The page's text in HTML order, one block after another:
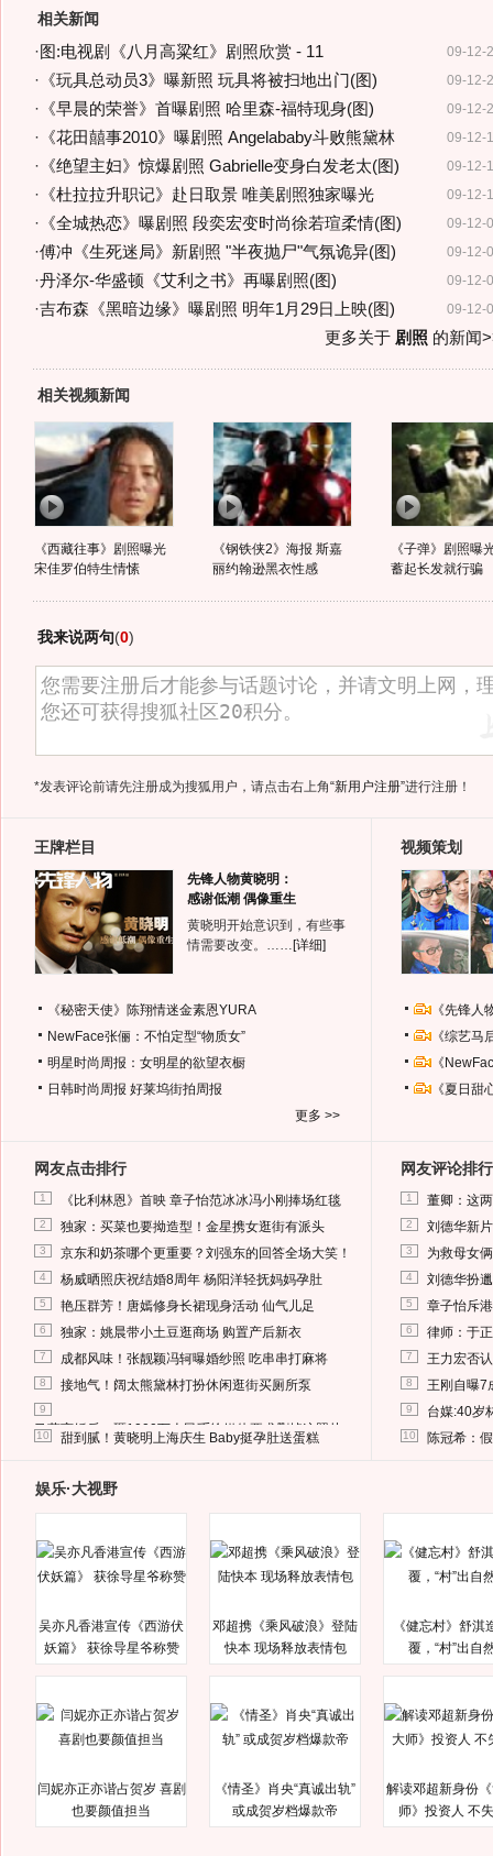
相关新闻
09-12-
· 图:电视剧《八月高粱红》剧照欣赏 - 11
09-12-
· 《玩具总动员3》曝新照 玩具将被扫地出门(图)
09-12-
· 《早晨的荣誉》首曝剧照 哈里森-福特现身(图)
09-12-
· 《花田囍事2010》曝剧照 Angelababy斗败熊黛林
09-12-
· 《绝望主妇》惊爆剧照 Gabrielle变身白发老太(图)
09-12-
· 《杜拉拉升职记》赴日取景 唯美剧照独家曝光
09-12-
· 《全城热恋》曝剧照 段奕宏变时尚徐若瑄柔情(图)
09-12-
·傅冲《生死迷局》新剧照 "半夜抛尸"气氛诡异(图)
09-12-
·丹泽尔-华盛顿《艾利之书》再曝剧照(图)
09-12-
·吉布森《黑暗边缘》曝剧照 明年1月29日上映(图)
更多关于 剧照 的新闻
相关视频新闻
《西藏往事》剧照曝光
宋佳罗伯特生情愫
《钢铁侠2》海报 斯嘉
丽约翰逊黑衣性感
《子弹》剧照曝
蓄起长发就行骗
我来说两句(0)
*发表评论前请先注册成为搜狐用户，请点击右上角“新用户注册”进行注册！
王牌栏目
先锋人物黄晓明：
感谢低潮 偶像重生
黄晓明开始意识到，有些事
情需要改变。…… [详细]
《秘密天使》陈翔情迷金素恩YURA
NewFace张俪：不怕定型“物质女”
明星时尚周报：女明星的欲望衣橱
日韩时尚周报 好莱坞街拍周报
更多 >>
视频策划
《先锋
《综艺
《
《夏日
网友点击排行
1 《比利林恩》首映 章子怡范冰冰冯小刚捧场红毯
2 独家：买菜也要拗造型！金星携女逛街有派头
3 京东和奶茶哪个更重要？刘强东的回答全场大笑！
4 杨威晒照庆祝结婚8周年 杨阳洋轻抚妈妈孕肚
5 艳压群芳！唐嫣修身长裙现身活动 仙气儿足
6 独家：姚晨带小土豆逛商场 购置产后新衣
7 成都风味！张靓颖冯轲曝婚纱照 吃串串打麻将
8 接地气！阔太熊黛林打扮休闲逛街买厕所泵
9
马蓉离婚后，砸1000万人民币给媒体要求删掉这照片
10 甜到腻！黄晓明上海庆生 Baby挺孕肚送蛋糕
网友评论排行
1 董卿：这
2 刘德华新
3 为救母女
4 刘德华扮
5 章子怡斥
6 律师：于
7 王力宏否
8 王刚自曝7
9 台媒:40岁
10 陈冠希：
娱乐·大视野
吴亦凡香港宣传《西游伏
妖篇》 获徐导星爷称赞
邓超携《乘风破浪》登陆
快本 现场释放表情包
《健忘村》舒淇
覆，“村”出自
闫妮亦正亦谐占贺岁 喜剧
也要颜值担当
《情圣》肖央“真诚出轨”
或成贺岁档爆款帝
解读邓超新身份
师》投资人 不